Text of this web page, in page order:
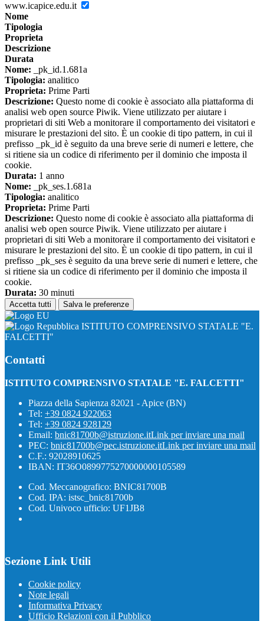
www.icapice.edu.it
Nome
Tipologia
Proprieta
Descrizione
Durata
Nome: _pk_id.1.681a
Tipologia: analitico
Proprieta: Prime Parti
Descrizione: Questo nome di cookie è associato alla piattaforma di
analisi web open source Piwik. Viene utilizzato per aiutare i
proprietari di siti Web a monitorare il comportamento dei visitatori e
misurare le prestazioni del sito. È un cookie di tipo pattern, in cui il
prefisso _pk_id è seguito da una breve serie di numeri e lettere, che
si ritiene sia un codice di riferimento per il dominio che imposta il
cookie.
Durata: 1 anno
Nome: _pk_ses.1.681a
Tipologia: analitico
Proprieta: Prime Parti
Descrizione: Questo nome di cookie è associato alla piattaforma di
analisi web open source Piwik. Viene utilizzato per aiutare i
proprietari di siti Web a monitorare il comportamento dei visitatori e
misurare le prestazioni del sito. È un cookie di tipo pattern, in cui il
prefisso _pk_ses è seguito da una breve serie di numeri e lettere, che
si ritiene sia un codice di riferimento per il dominio che imposta il
cookie.
Durata: 30 minuti
Accetta tutti Salva le preferenze
ISTITUTO COMPRENSIVO STATALE "E.
FALCETTI"
Contatti
ISTITUTO COMPRENSIVO STATALE "E. FALCETTI"
Piazza della Sapienza 82021 - Apice (BN)
Tel: +39 0824 922063
Tel: +39 0824 928129
Email: bnic81700b@istruzione.itLink per inviare una mail
PEC: bnic81700b@pec.istruzione.itLink per inviare una mail
C.F.: 92028910625
IBAN: IT36O0899775270000000105589
Cod. Meccanografico: BNIC81700B
Cod. IPA: istsc_bnic81700b
Cod. Univoco ufficio: UF1JB8
Sezione Link Utili
Cookie policy
Note legali
Informativa Privacy
Ufficio Relazioni con il Pubblico